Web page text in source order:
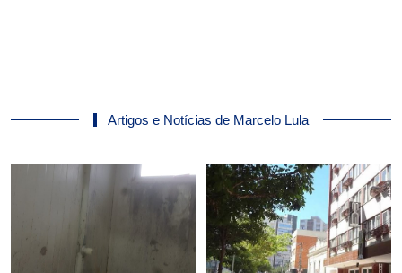
Artigos e Notícias de Marcelo Lula